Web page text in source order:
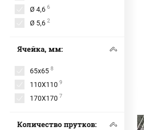
Ø 4,6 6
Ø 5,6 2
Ячейка, мм:
65х65 8
110Х110 9
170Х170 7
Количество прутков: